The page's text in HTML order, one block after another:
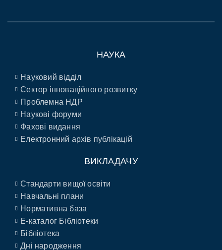
НАУКА
Науковий відділ
Сектор інноваційного розвитку
Проблемна НДР
Наукові форуми
Фахові видання
Електронний архів публікацій
ВИКЛАДАЧУ
Стандарти вищої освіти
Навчальні плани
Нормативна база
E-каталог Бібліотеки
Бібліотека
Дні народження